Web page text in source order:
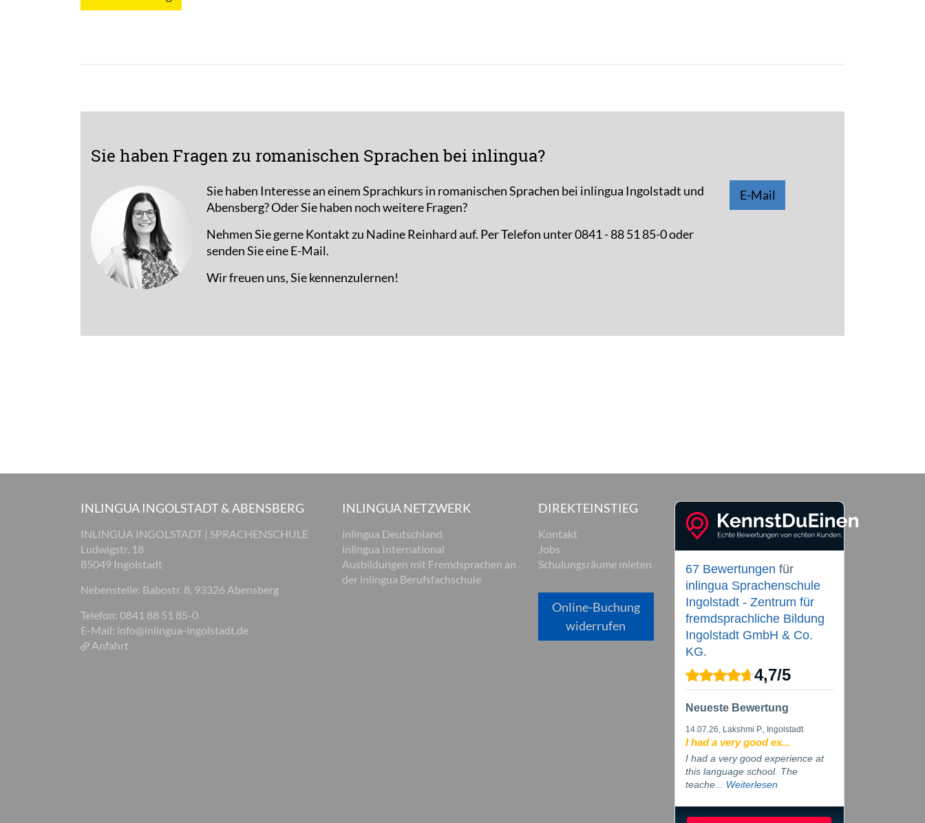
Sie haben Fragen zu romanischen Sprachen bei inlingua?
Sie haben Interesse an einem Sprachkurs in romanischen Sprachen bei inlingua Ingolstadt und
Abensberg? Oder Sie haben noch weitere Fragen?
Nehmen Sie gerne Kontakt zu Nadine Reinhard auf. Per Telefon unter 0841 - 88 51 85-0 oder
senden Sie eine E-Mail.
Wir freuen uns, Sie kennenzulernen!
E-Mail
INLINGUA INGOLSTADT & ABENSBERG
INLINGUA INGOLSTADT | SPRACHENSCHULE
Ludwigstr. 18
85049 Ingolstadt
Nebenstelle: Babostr. 8, 93326 Abensberg
Telefon: 0841 88 51 85-0
E-Mail: info@inlingua-ingolstadt.de
Anfahrt
INLINGUA NETZWERK
inlingua Deutschland
inlingua International
Ausbildungen mit Fremdsprachen an
der inlingua Berufsfachschule
DIREKTEINSTIEG
Kontakt
Jobs
Schulungsräume mieten
Online-Buchung
widerrufen
67 Bewertungen für
inlingua Sprachenschule
Ingolstadt - Zentrum für
fremdsprachliche Bildung
Ingolstadt GmbH & Co.
KG.
4,7/5
Neueste Bewertung
14.07.26, Lakshmi P., Ingolstadt
I had a very good ex...
I had a very good experience at
this language school. The
teache... Weiterlesen